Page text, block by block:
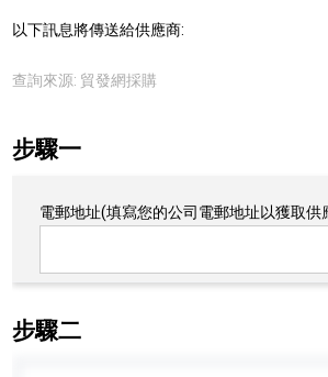
以下訊息將傳送給供應商:
查詢來源: 貿發網採購
步驟一
電郵地址(填寫您的公司電郵地址以獲取供
步驟二